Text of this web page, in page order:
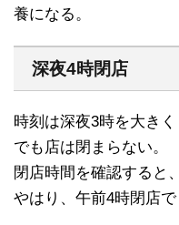
養になる。
深夜4時閉店
時刻は深夜3時を大きく
でも店は閉まらない。
閉店時間を確認すると
やはり、午前4時閉店で